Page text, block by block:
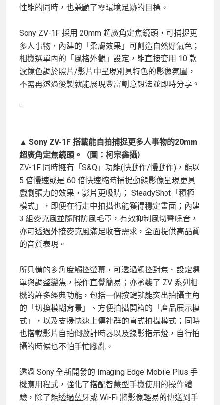
性能的同時，也兼顧了零環境足跡的目標。
Sony ZV-1F 採用 20mm 超廣角定焦鏡頭，可捕捉更
多人事物，內建的「柔膚效果」可創造自然好氣色；
相機選單內的「風格外觀」設定，能直接套用 10 款
濾鏡色調於照片/影片中呈現別具特色的影像氛圍，
不需再透過後製就能展現豐富創意想法並即時分享。
▲ Sony ZV-1F 搭載能自拍捕捉更多人事物的20mm
超廣角定焦鏡頭。（圖：柯宗鑫攝）
ZV-1F 同時擁有「S&Q」功能(快動作/慢動作)，能以
5 倍慢速或是 60 倍快速縮時捕捉動態影像呈現更具
戲劇張力的效果，影片更吸睛； SteadyShot「積極
模式」，即便在行走中拍攝也能獲得穩定畫面；內建
3 組麥克風並隨附防風毛罩，有效抑制風切聲噪音，
亦可透過外接麥克風滿足收音需求，全面提供高品質
的音質表現。
所具備的多角度觸控螢幕，可透過觸控對焦、設定選
單與調整變焦，操作直覺簡易；亦承襲了 ZV 系列相
機的許多經典功能，包括一個按鍵就能突出拍攝主角
的「切換模糊背景」、方便拍攝開箱的「產品展示模
式」，以及支援快速上傳社群的直式拍攝模式；同時
也搭載影片自拍倒數計時器以及錄影指示燈，自行拍
攝的時候也不怕手忙腳亂。
透過 Sony 全新開發的 Imaging Edge Mobile Plus 手
機應用程式，強化了搭配智慧型手機使用的操作體
驗，除了能透過藍牙或 Wi-Fi 將影像輕易的傳送到手